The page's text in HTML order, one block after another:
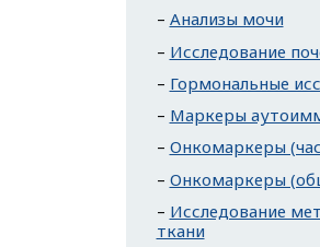
Анализы мочи
Исследование
Гормональные
Маркеры
Онкомаркеры
Онкомаркеры
Исследование
ткани